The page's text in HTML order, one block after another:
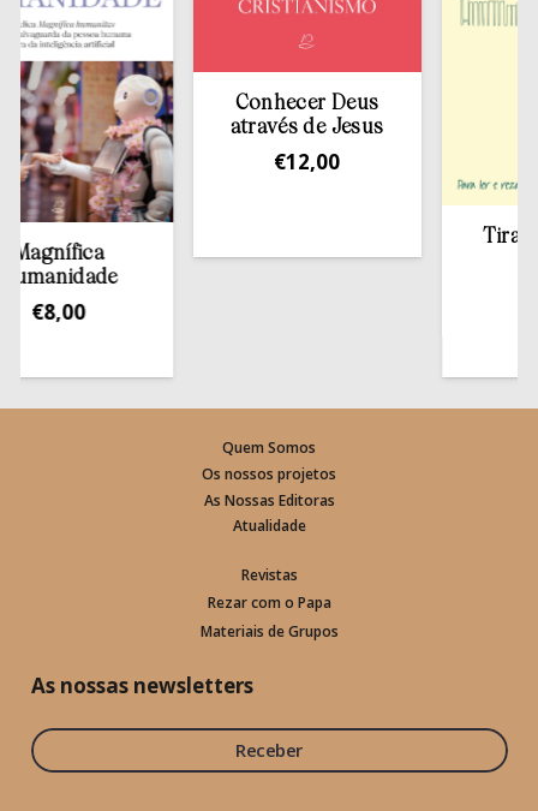
8,00
Conhecer Deus
através de Jesus
12,00
Tirar a
Quem Somos
Os nossos projetos
As Nossas Editoras
Atualidade
Revistas
Rezar com o Papa
Materiais de Grupos
As nossas newsletters
Receber